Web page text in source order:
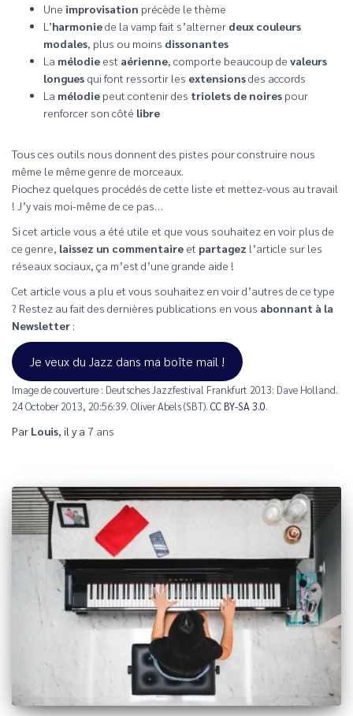
Une improvisation précède le thème
L’harmoniede la vamp fait s’alterner deux couleurs
modales , plus ou moins dissonantes
La mélodie est aérienne , comporte beaucoup de valeurs
longues qui font ressortir les extensionsdes accords
La mélodie peut contenir des triolets de noires pour
renforcer son côté libre
Tous ces outils nous donnent des pistes pour construire nous
même le même genre de morceaux.
Piochez quelques procédés de cette liste et mettez-vous au travail
! J’y vais moi-même de ce pas…
Si cet article vous a été utile et que vous souhaitez en voir plus de
ce genre, laissez un commentaire et partagez l’article sur les
réseaux sociaux, ça m’est d’une grande aide !
Cet article vous a plu et vous souhaitez en voir d’autres de ce type
? Restez au fait des dernières publications en vous abonnant à la
Newsletter :
Je veux du Jazz dans ma boîte mail !
Image de couverture : Deutsches Jazzfestival Frankfurt 2013: Dave Holland.
24 October 2013, 20:56:39. Oliver Abels (SBT). CC BY-SA 3.0.
Par Louis , il y a 7 ans